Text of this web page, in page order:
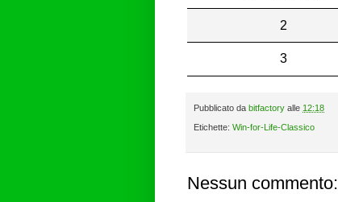
2
3
Pubblicato da bitfactory alle 12:18
Etichette: Win-for-Life-Classico
Nessun commento: